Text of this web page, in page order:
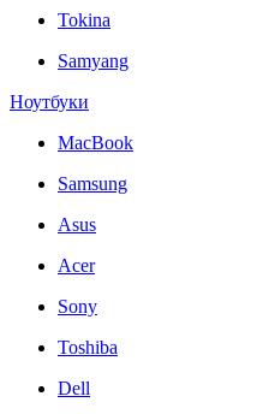
Tokina
Samyang
Ноутбуки
MacBook
Samsung
Asus
Acer
Sony
Toshiba
Dell